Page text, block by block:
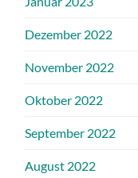
Dezember 2022
November 2022
Oktober 2022
September 2022
August 2022